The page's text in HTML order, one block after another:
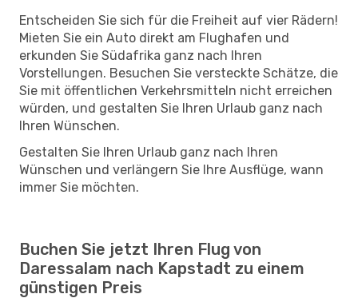
Entscheiden Sie sich für die Freiheit auf vier Rädern!
Mieten Sie ein Auto direkt am Flughafen und
erkunden Sie Südafrika ganz nach Ihren
Vorstellungen. Besuchen Sie versteckte Schätze, die
Sie mit öffentlichen Verkehrsmitteln nicht erreichen
würden, und gestalten Sie Ihren Urlaub ganz nach
Ihren Wünschen.
Gestalten Sie Ihren Urlaub ganz nach Ihren
Wünschen und verlängern Sie Ihre Ausflüge, wann
immer Sie möchten.
Buchen Sie jetzt Ihren Flug von
Daressalam nach Kapstadt zu einem
günstigen Preis